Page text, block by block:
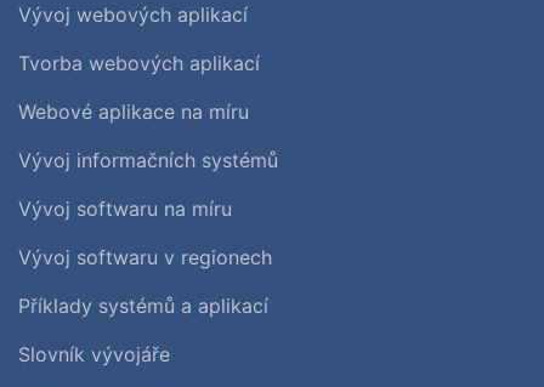
Vývoj webových aplikací
Tvorba webových aplikací
Webové aplikace na míru
Vývoj informačních systémů
Vývoj softwaru na míru
Vývoj softwaru v regionech
Příklady systémů a aplikací
Slovník vývojáře